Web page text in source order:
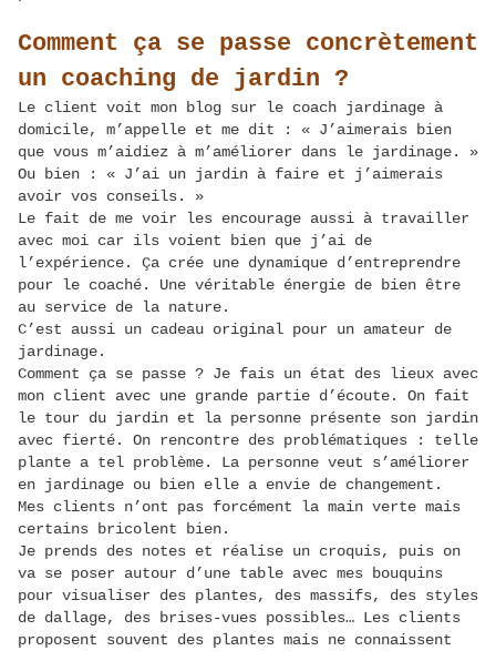
Comment ça se passe concrètement
un coaching de jardin ?
Le client voit mon blog sur le coach jardinage à
domicile, m’appelle et me dit : « J’aimerais bien
que vous m’aidiez à m’améliorer dans le jardinage. »
Ou bien : « J’ai un jardin à faire et j’aimerais
avoir vos conseils. »
Le fait de me voir les encourage aussi à travailler
avec moi car ils voient bien que j’ai de
l’expérience. Ça crée une dynamique d’entreprendre
pour le coaché. Une véritable énergie de bien être
au service de la nature.
C’est aussi un cadeau original pour un amateur de
jardinage.
Comment ça se passe ? Je fais un état des lieux avec
mon client avec une grande partie d’écoute. On fait
le tour du jardin et la personne présente son jardin
avec fierté. On rencontre des problématiques : telle
plante a tel problème. La personne veut s’améliorer
en jardinage ou bien elle a envie de changement.
Mes clients n’ont pas forcément la main verte mais
certains bricolent bien.
Je prends des notes et réalise un croquis, puis on
va se poser autour d’une table avec mes bouquins
pour visualiser des plantes, des massifs, des styles
de dallage, des brises-vues possibles… Les clients
proposent souvent des plantes mais ne connaissent